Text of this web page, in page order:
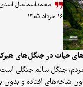
اسدی
هیرکانی
جنگلی است «تمیز»، بدون
و بدون بقایای پوسیده.